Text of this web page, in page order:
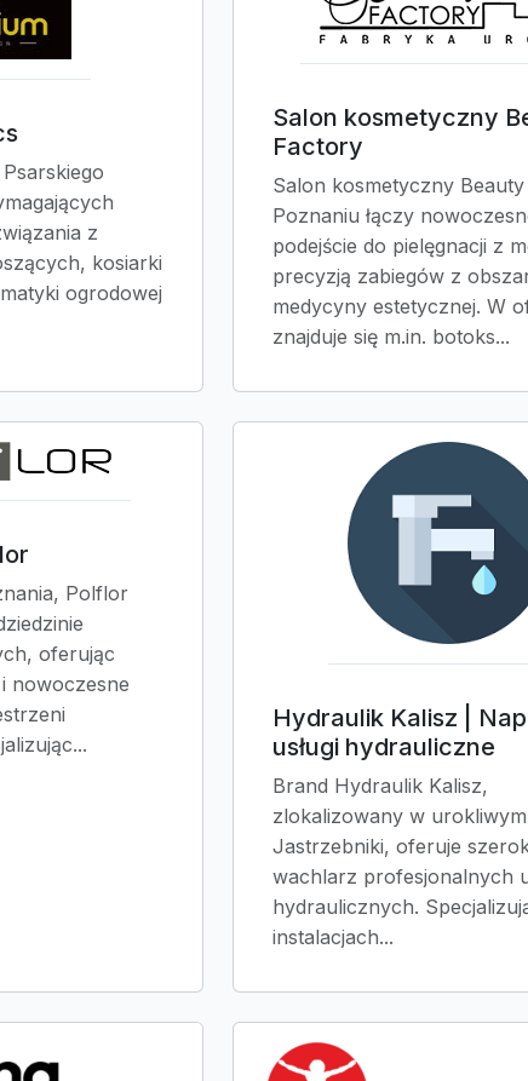
z
kosiarki
ogrodowej
Salon kosmetyczny
Factory
Salon kosmetyczny
Poznaniu łączy
podejście do pielęgnacji z
precyzją zabiegów z
medycyny estetycznej. W
znajduje się m.in. botoks...
Polflor
oferując
nowoczesne
Hydraulik Kalisz |
usługi hydrauliczne
Brand Hydraulik Kalisz,
zlokalizowany w urokliwym
Jastrzebniki, oferuje
wachlarz profesjonalnych
hydraulicznych.
instalacjach...